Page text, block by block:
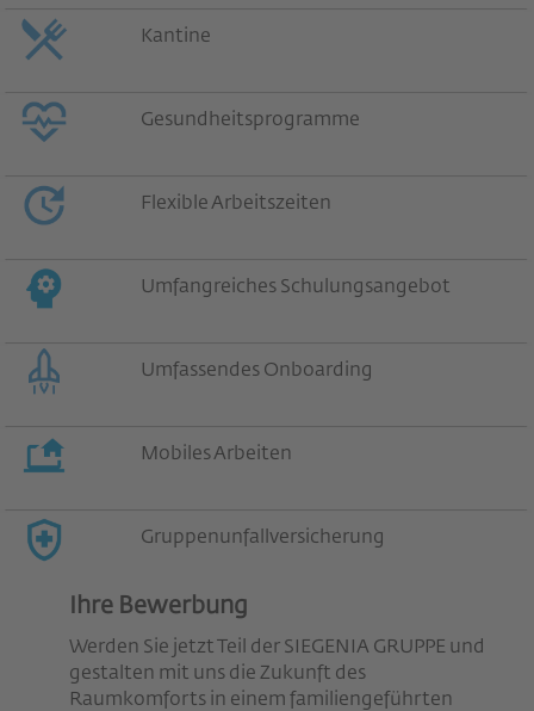
Kantine
Gesundheitsprogramme
Flexible Arbeitszeiten
Umfangreiches Schulungsangebot
Umfassendes Onboarding
Mobiles Arbeiten
Gruppenunfallversicherung
Ihre Bewerbung
Werden Sie jetzt Teil der SIEGENIA GRUPPE und
gestalten mit uns die Zukunft des
Raumkomforts in einem familiengeführten